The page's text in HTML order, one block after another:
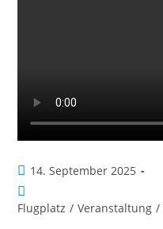
14. September 2025
Flugplatz / Veranstaltung /